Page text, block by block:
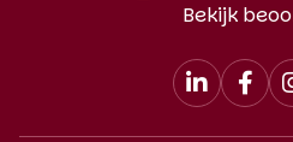
Bekijk